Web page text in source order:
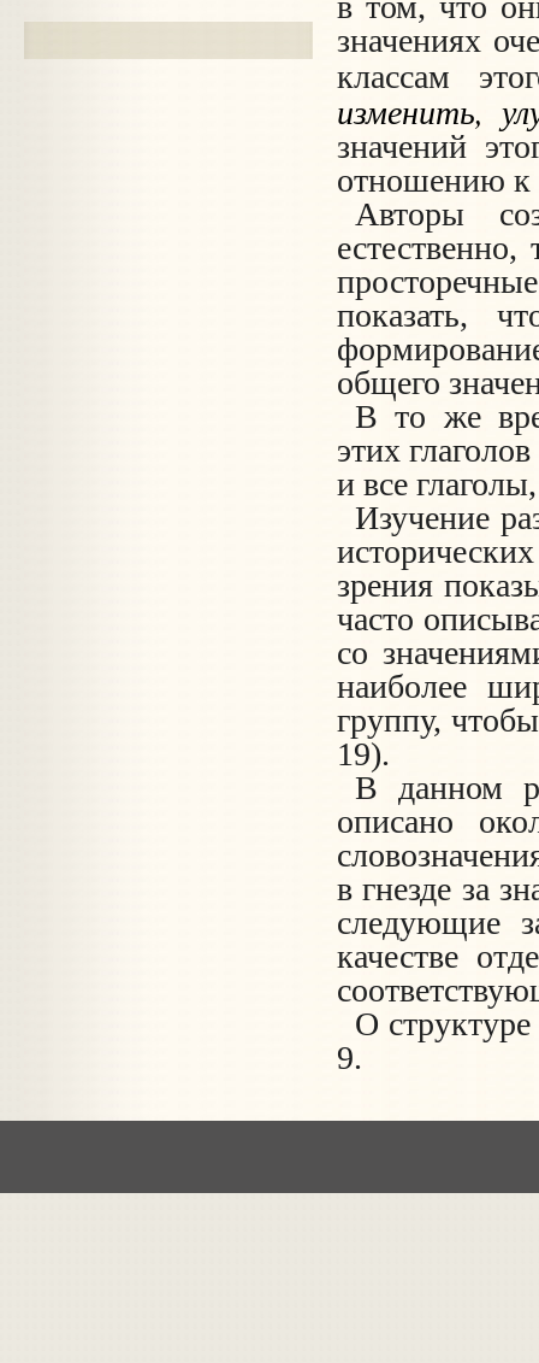
значениях
классам
изменить,
значений
отношению к
Авторы
показать,
общего
В то же
этих
и все
Изучение
зрения
часто
со
наиболее
группу,
19).
В данном
описано
в гнезде за
следующие
качестве
О
9.